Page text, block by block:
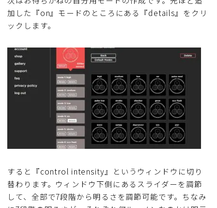
加した『on』モードのところにある『details』をクリ
ックします。
すると『control intensity』というウィンドウに切り
替わります。ウィンドウ下側にあるスライダーを調節
して、全部で7段階から明るさを調節可能です。ちなみ